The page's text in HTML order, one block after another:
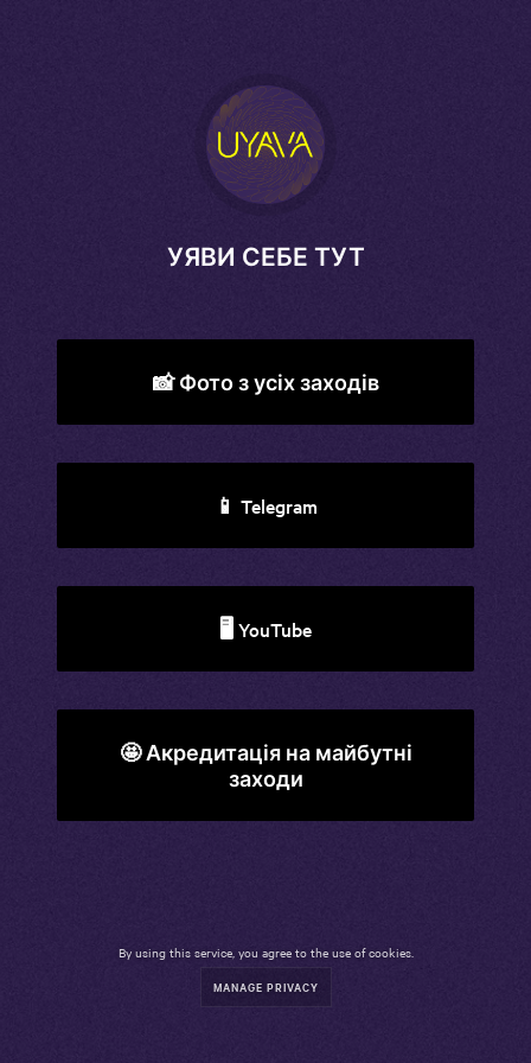
УЯВИ СЕБЕ ТУТ
📸 Фото з усіх заходів
📱 Telegram
🖥️ YouTube
🤩 Акредитація на майбутні
заходи
By using this service, you agree to the use of cookies.
MANAGE PRIVACY